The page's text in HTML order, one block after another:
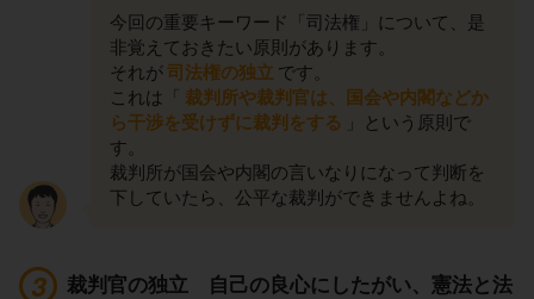
今回の重要キーワード「司法権」について、是
非覚えておきたい原則があります。
それが司法権の独立 です。
これは「 裁判所や裁判官は、国会や内閣などか
ら干渉を受けずに裁判をする
」という原則で
す。
裁判所が国会や内閣の言いなりになって判断を
下していたら、公平な裁判ができませんよね。
裁判官の独立 自己の良心にしたがい、憲法と法